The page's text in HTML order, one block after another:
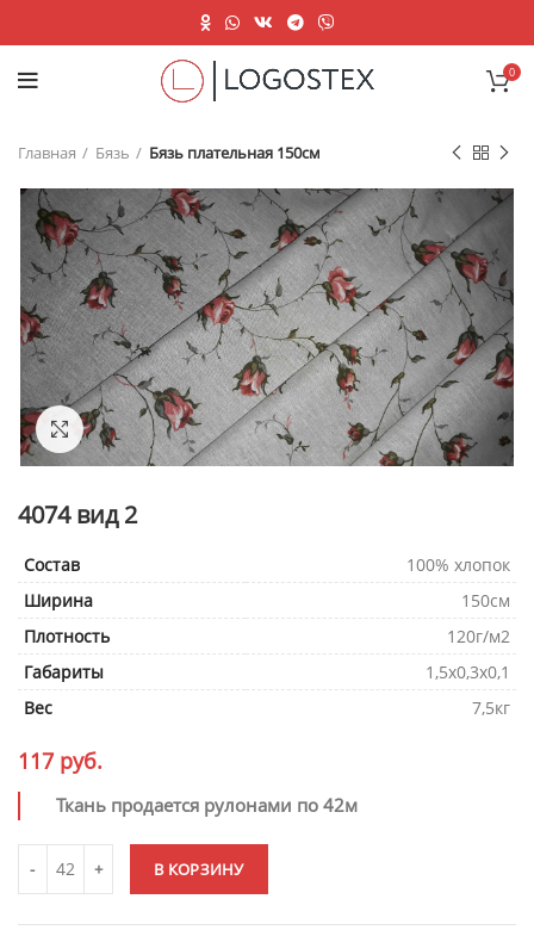
0
Главная Бязь Бязь плательная 150см
Нажмите, чтобы увеличить
4074 вид 2
Состав
100% хлопок
Ширина
150см
Плотность
120г/м2
Габариты
1,5х0,3х0,1
Вес
7,5кг
117 руб.
Ткань продается рулонами по 42м
В КОРЗИНУ